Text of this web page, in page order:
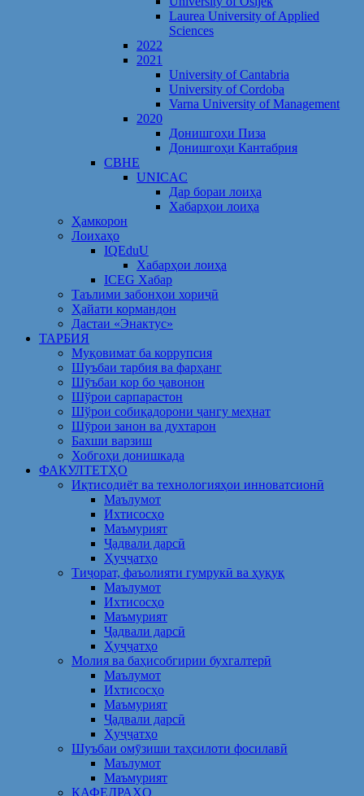
Laurea University of Applied
Sciences
2022
2021
University of Cantabria
University of Cordoba
Varna University of Management
2020
Донишгоҳи Пиза
Донишгоҳи Кантабрия
CBHE
UNICAC
Дар бораи лоиҳа
Хабарҳои лоиҳа
Ҳамкорон
Лоихаҳо
IQEduU
Хабарҳои лоиҳа
ICEG Хабар
Таълими забонҳои хориҷӣ
Ҳайати кормандон
Дастаи «Энактус»
ТАРБИЯ
Муқовимат ба коррупсия
Шуъбаи тарбия ва фарҳанг
Шӯъбаи кор бо ҷавонон
Шўрои сарпарастон
Шўрои собиқадорони ҷангу меҳнат
Шӯрои занон ва духтарон
Бахши варзиш
Хобгоҳи донишкада
ФАКУЛТЕТҲО
Иқтисодиёт ва технологияҳои инноватсионӣ
Маълумот
Ихтисосҳо
Маъмурият
Ҷадвали дарсӣ
Ҳуҷҷатҳо
Тиҷорат, фаъолияти гумрукӣ ва ҳуқуқ
Маълумот
Ихтисосҳо
Маъмурият
Ҷадвали дарсӣ
Ҳуҷҷатҳо
Молия ва баҳисобгирии бухгалтерӣ
Маълумот
Ихтисосҳо
Маъмурият
Ҷадвали дарсӣ
Ҳуҷҷатҳо
Шуъбаи омӯзиши таҳсилоти фосилавӣ
Маълумот
Маъмурият
КАФЕДРАҲО